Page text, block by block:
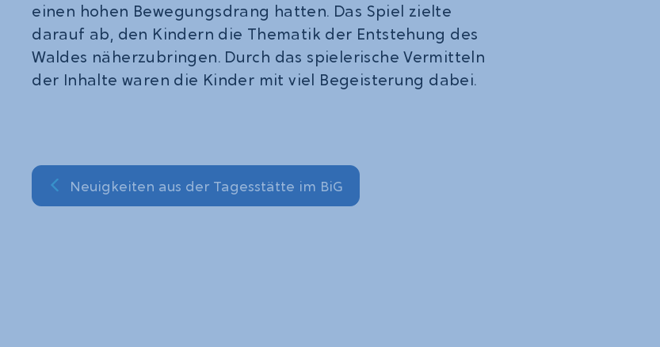
einen hohen Bewegungsdrang hatten. Das Spiel zielte
darauf ab, den Kindern die Thematik der Entstehung des
Waldes näherzubringen. Durch das spielerische Vermitteln
der Inhalte waren die Kinder mit viel Begeisterung dabei.
Neuigkeiten aus der Tagesstätte im BiG